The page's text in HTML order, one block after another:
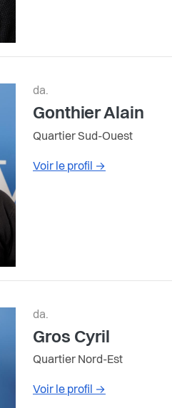
da.
Gonthier Alain
Quartier Sud-Ouest
Voir le profil →
da.
Gros Cyril
Quartier Nord-Est
Voir le profil →